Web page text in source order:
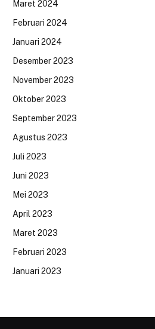
Maret 2024
Februari 2024
Januari 2024
Desember 2023
November 2023
Oktober 2023
September 2023
Agustus 2023
Juli 2023
Juni 2023
Mei 2023
April 2023
Maret 2023
Februari 2023
Januari 2023